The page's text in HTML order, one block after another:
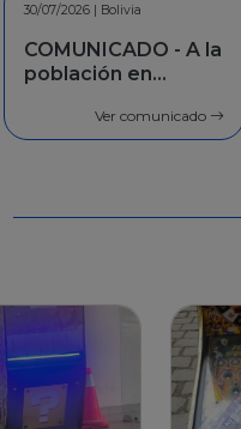
30/06/2026 | Bolivia
INFORMACION -
Facilidades de
Ver comunicado